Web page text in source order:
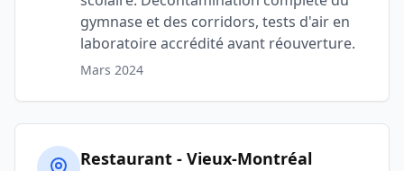
gymnase et des corridors, tests d'air en
laboratoire accrédité avant réouverture.
Mars 2024
Restaurant - Vieux-Montréal